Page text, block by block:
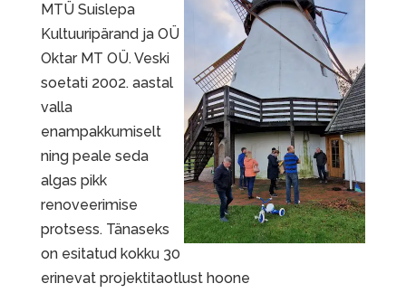
MTÜ Suislepa
Kultuuripärand ja OÜ
Oktar MT OÜ. Veski
soetati 2002. aastal
valla
enampakkumiselt
ning peale seda
algas pikk
renoveerimise
protsess. Tänaseks
on esitatud kokku 30
erinevat projektitaotlust hoone